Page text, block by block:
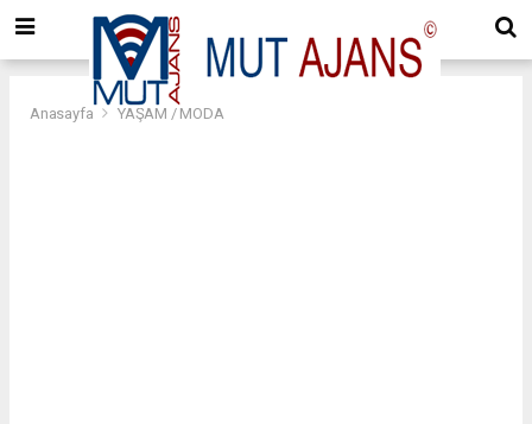
Anasayfa YAŞAM / MODA